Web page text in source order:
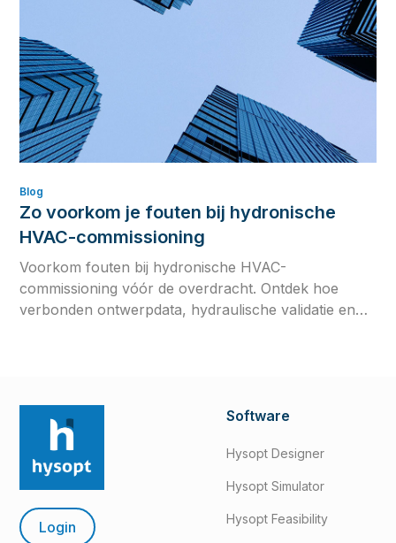
Blog
Zo voorkom je fouten bij hydronische
HVAC-commissioning
Voorkom fouten bij hydronische HVAC-
commissioning vóór de overdracht. Ontdek hoe
verbonden ontwerpdata, hydraulische validatie en
Login
Software
Hysopt Designer
Hysopt Simulator
Hysopt Feasibility